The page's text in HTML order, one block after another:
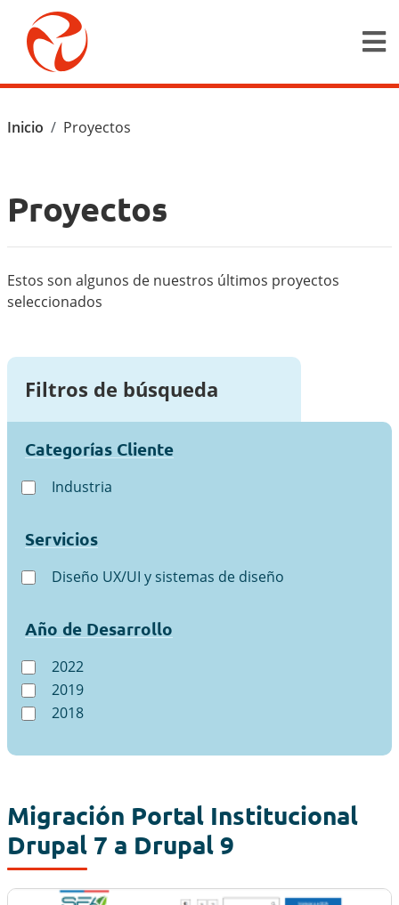
Pasar al contenido principal
Ruta de navegación
Inicio Proyectos
Proyectos
Estos son algunos de nuestros últimos proyectos
seleccionados
Filtros de búsqueda
Categorías Cliente
Industria
Servicios
Diseño UX/UI y sistemas de diseño
Año de Desarrollo
2022
2019
2018
Migración Portal Institucional
Drupal 7 a Drupal 9